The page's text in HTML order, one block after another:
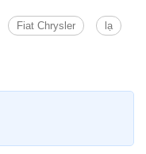
Fiat Chrysler lạ